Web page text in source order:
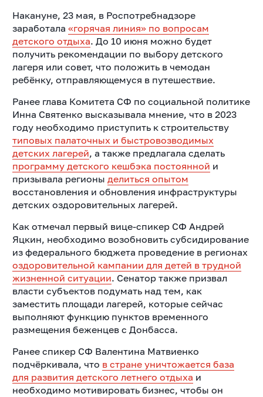
Накануне, 23 мая, в Роспотребнадзоре
заработала «горячая линия» по вопросам
детского отдыха. До 10 июня можно будет
получить рекомендации по выбору детского
лагеря или совет, что положить в чемодан
ребёнку, отправляющемуся в путешествие.
Ранее глава Комитета СФ по социальной политике
Инна Святенко высказывала мнение, что в 2023
году необходимо приступить к строительству
типовых палаточных и быстровозводимых
детских лагерей, а также предлагала сделать
программу детского кешбэка постоянной и
призывала регионы делиться опытом
восстановления и обновления инфраструктуры
детских оздоровительных лагерей.
Как отмечал первый вице-спикер СФ Андрей
Яцкин, необходимо возобновить субсидирование
из федерального бюджета проведение в регионах
оздоровительной кампании для детей в трудной
жизненной ситуации. Сенатор также призвал
власти субъектов подумать над тем, как
заместить площади лагерей, которые сейчас
выполняют функцию пунктов временного
размещения беженцев с Донбасса.
Ранее спикер СФ Валентина Матвиенко
подчёркивала, что в стране уничтожается база
для развития детского летнего отдыха и
необходимо мотивировать бизнес, чтобы он